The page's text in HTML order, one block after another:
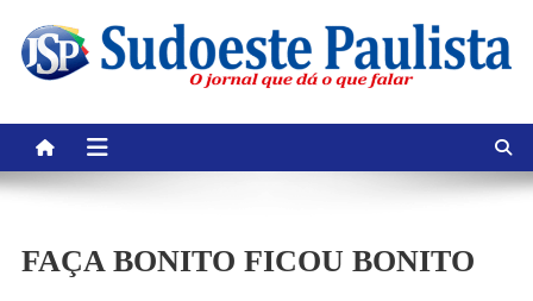
content
FAÇA BONITO FICOU BONITO